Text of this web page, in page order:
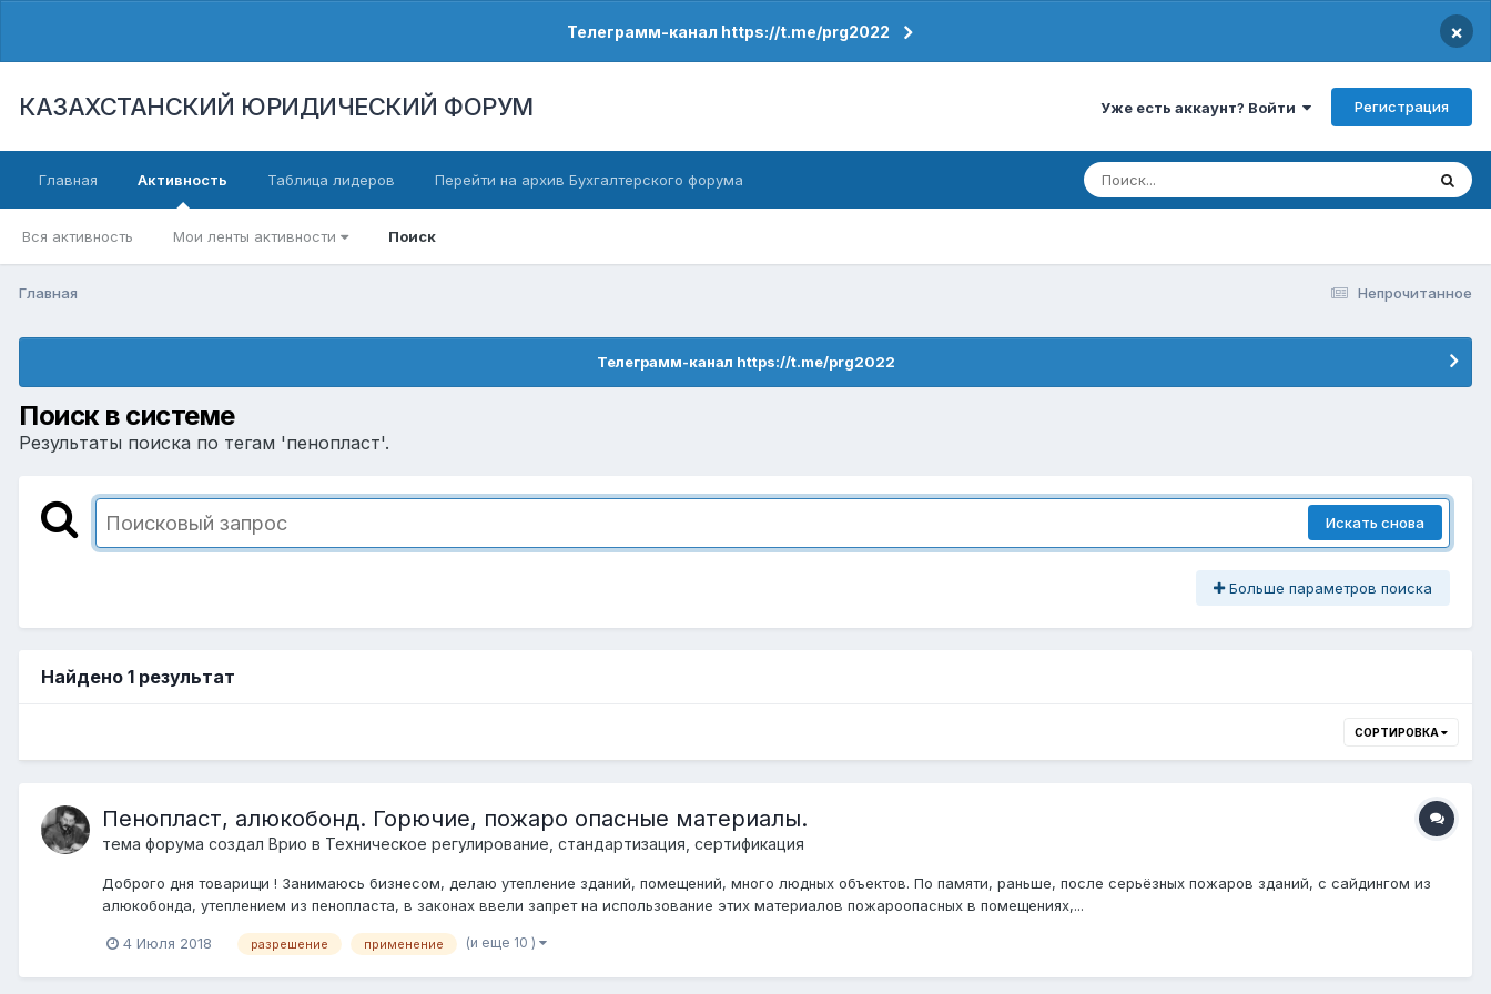
Телеграмм-канал https://t.me/prg2022 ×
КАЗАХСТАНСКИЙ ЮРИДИЧЕСКИЙ ФОРУМ Уже есть аккаунт? Войти Регистрация
Главная Активность
Вся активность Мои ленты активности Поиск
Таблица лидеров Перейти на архив Бухгалтерского форума
Непрочитанное
Главная
Телеграмм-канал https://t.me/prg2022
Поиск в системе
Результаты поиска по тегам 'пенопласт'.
Искать снова
Больше параметров поиска
Найдено 1 результат
СОРТИРОВКА
Пенопласт, алюкобонд. Горючие, пожаро опасные материалы.
тема форума создал Врио в Техническое регулирование, стандартизация, сертификация
Доброго дня товарищи ! Занимаюсь бизнесом, делаю утепление зданий, помещений, много людных объектов. По памяти, раньше, после серьёзных пожаров зданий, с сайдингом из
алюкобонда, утеплением из пенопласта, в законах ввели запрет на использование этих материалов пожароопасных в помещениях,...
4 Июля 2018 разрешение применение (и еще 10 )